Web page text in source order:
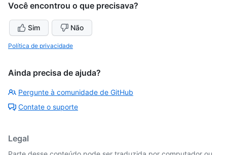
Você encontrou o que precisava?
Sim Não
Política de privacidade
Ainda precisa de ajuda?
Pergunte à comunidade de GitHub
Contate o suporte
Legal